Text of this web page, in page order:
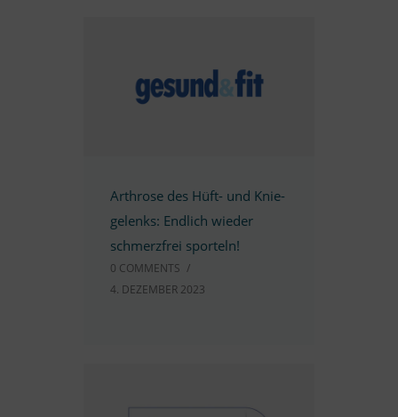
Ar­throse des Hüft- und Knie­
ge­lenks: End­lich wie­der
schmerz­frei sporteln!
0 COMM­ENTS /
4. DE­ZEM­BER 2023